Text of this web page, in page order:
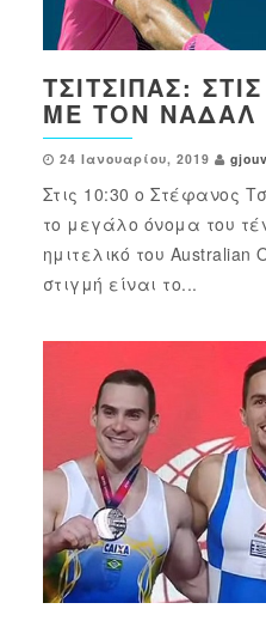
ΤΣΙΤΣΙΠΆΣ:
ΜΕ ΤΟΝ ΝΑΔΆΛ
24 Ιανουαρίου, 2019
Στις 10:30 ο Στέφανος
το μεγάλο όνομα του
ημιτελικό του
στιγμή είναι το...